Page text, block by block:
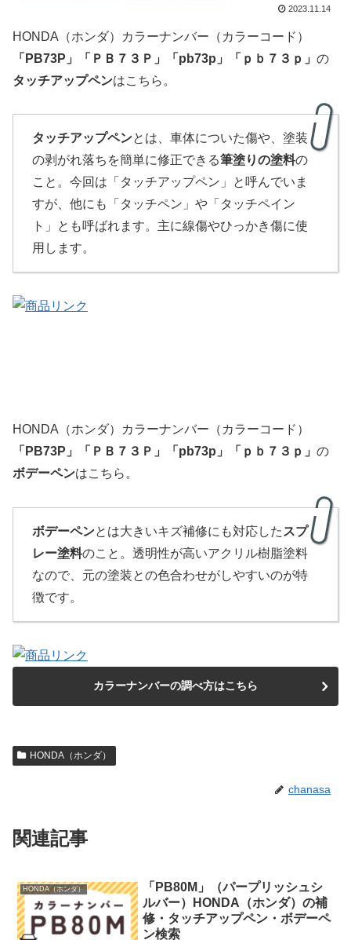
2023.11.14
HONDA（ホンダ）カラーナンバー（カラーコード）
「 PB73P 」 「 ＰＢ７３Ｐ」「pb73p」「ｐｂ７３ｐ」 の
タッチアップペンはこちら。
タッチアップペンとは、車体についた傷や、塗装
の剥がれ落ちを簡単に修正できる筆塗りの塗料の
こと。今回は「タッチアップペン」と呼んでいま
すが、他にも「タッチペン」や「タッチペイン
ト」とも呼ばれます。主に線傷やひっかき傷に使
用します。
HONDA（ホンダ）カラーナンバー（カラーコード）
「 PB73P 」 「 ＰＢ７３Ｐ」「pb73p」「ｐｂ７３ｐ」 の
ボデーペンはこちら。
ボデーペンとは大きいキズ補修にも対応した スプ
レー塗料のこと。透明性が高いアクリル樹脂塗料
なので、元の塗装との色合わせがしやすいのが特
徴です。
カラーナンバーの調べ方はこちら
HONDA（ホンダ）
chanasa
関連記事
HONDA（ホンダ）
「PB80M」（パープリッシュシ
ルバー）HONDA（ホンダ）の補
修・タッチアップペン・ボデーペ
ン検索